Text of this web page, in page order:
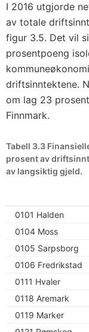
I 2016 utgjorde
av totale
figur 3.5. Det vil
prosentpoeng
driftsinntektene.
om lag 23
Finnmark.
Tabell 3.3
prosent av
av langsiktig gjeld.
0101 Halden
0104 Moss
0105 Sarpsborg
0106 Fredrikstad
0111 Hvaler
0118 Aremark
0119 Marker